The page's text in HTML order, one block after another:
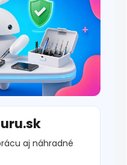
aj náhradné